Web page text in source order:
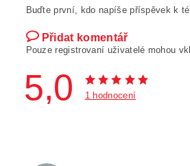
Buďte první, kdo napíše příspěvek k
Přidat komentář
Pouze registrovaní uživatelé mohou
5,0 1 hodnocení